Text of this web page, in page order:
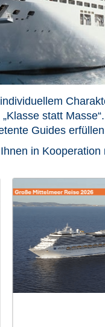
statt
Guides
in